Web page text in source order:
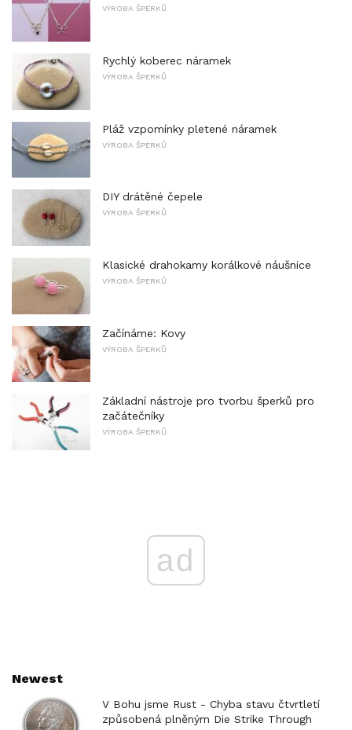
VÝROBA ŠPERKŮ
Rychlý koberec náramek
VÝROBA ŠPERKŮ
Pláž vzpomínky pletené náramek
VÝROBA ŠPERKŮ
DIY drátěné čepele
VÝROBA ŠPERKŮ
Klasické drahokamy korálkové náušnice
VÝROBA ŠPERKŮ
Začínáme: Kovy
VÝROBA ŠPERKŮ
Základní nástroje pro tvorbu šperků pro
začátečníky
VÝROBA ŠPERKŮ
ad
Newest
V Bohu jsme Rust - Chyba stavu čtvrtletí
způsobená plněným Die Strike Through